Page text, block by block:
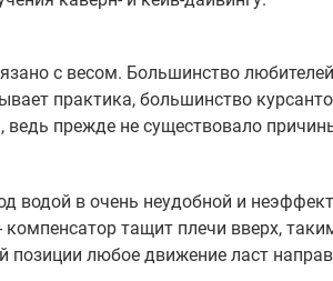
с весом. Большинство
практика, большинство
ведь прежде не существовало
водой в очень неудобной и
тащит плечи вверх,
позиции любое движение ласт